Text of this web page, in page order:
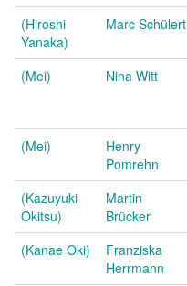
(Hiroshi
Yanaka)
Marc Schülert
(Mei)
Nina Witt
(Mei)
Henry
Pomrehn
(Kazuyuki
Okitsu)
Martin
Brücker
(Kanae Oki)
Franziska
Herrmann